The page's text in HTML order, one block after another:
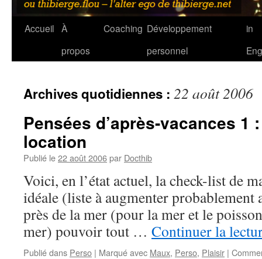
Accueil À
propos
Coaching Développement
personnel
in
Archives quotidiennes : 22 août 2006
Pensées d’après-vacances 1
location
Publié le22 août 2006par Docthib
Voici, en l’état actuel, la check-list de
idéale (liste à augmenter probablement
près de la mer (pour la mer et le
mer) pouvoir tout … Continuer la
Publié dans Perso | Marqué avec Maux, Perso, Plaisir |